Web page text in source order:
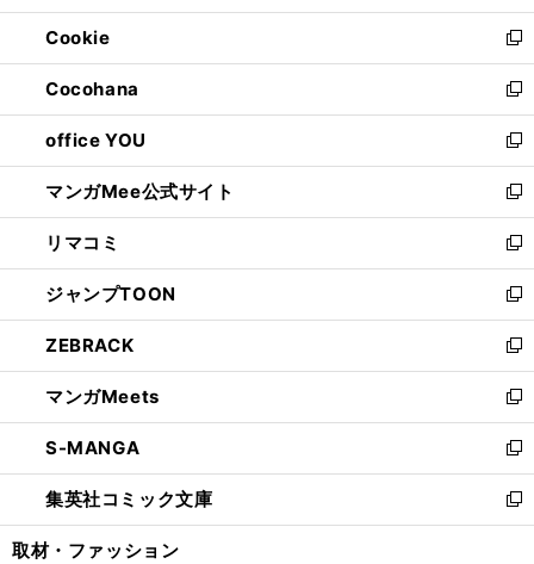
開
く
ウ
で
開
く
ン
ド
ウ
で
開
く
ウ
ィ
ン
ド
ウ
で
開
く
Cookie
新
し
い
ウ
ィ
ン
ド
ウ
で
開
く
Cocohana
新
し
い
ウ
ィ
ン
ド
ウ
で
開
く
office YOU
新
し
い
ウ
ィ
ン
ド
ウ
で
開
く
マンガMee公式サイト
新
し
い
ウ
ィ
ン
ド
ウ
で
開
く
リマコミ
新
し
い
ウ
ィ
ン
ド
ウ
で
開
く
ジャンプTOON
新
し
い
ウ
ィ
ン
ド
ウ
で
開
ZEBRACK
新
し
い
ウ
ィ
ン
ド
ウ
マンガMeets
新
し
い
ウ
ィ
ン
S-MANGA
新
し
い
ウ
集英社コミック文庫
新
し
取材・ファッション